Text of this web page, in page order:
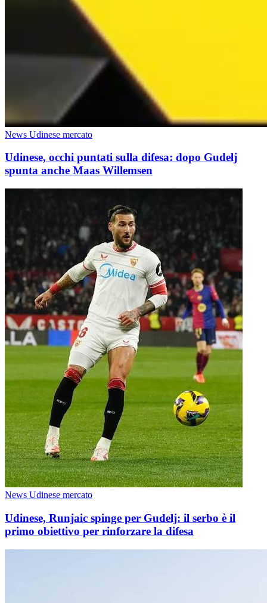
News Udinese mercato
Udinese, occhi puntati sulla difesa: dopo Gudelj
spunta anche Maas Willemsen
News Udinese mercato
Udinese, Runjaic spinge per Gudelj: il serbo è il
primo obiettivo per rinforzare la difesa